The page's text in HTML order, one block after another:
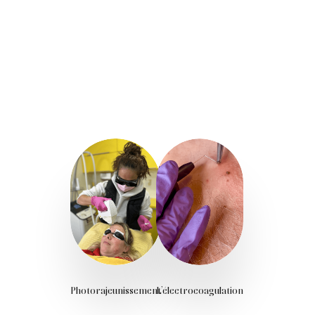
PhotorajeunissementL’électrocoagulation